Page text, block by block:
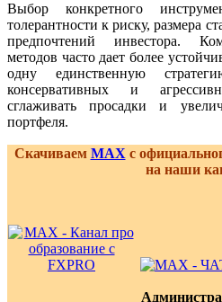
Выбор конкретного
толерантности к риску, размера
предпочтений инвестора.
методов часто дает более
одну единственную
консервативных и
сглаживать просадки и
портфеля.
Скачиваем MAXс
на наши